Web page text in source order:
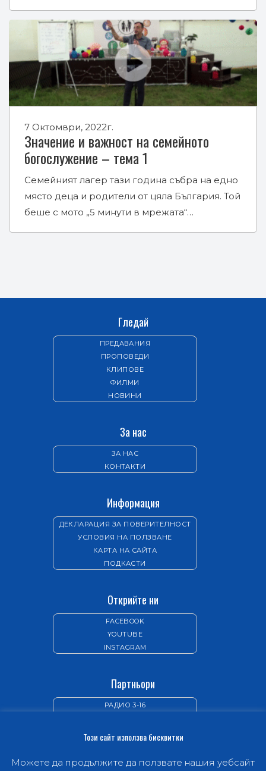
7 Октомври, 2022г.
Значение и важност на семейното
богослужение – тема 1
Семейният лагер тази година събра на едно
място деца и родители от цяла България. Той
беше с мото „5 минути в мрежата“…
Гледай
ПРЕДАВАНИЯ
ПРОПОВЕДИ
КЛИПОВЕ
ФИЛМИ
НОВИНИ
За нас
ЗА НАС
КОНТАКТИ
Информация
ДЕКЛАРАЦИЯ ЗА ПОВЕРИТЕЛНОСТ
УСЛОВИЯ НА ПОЛЗВАНЕ
КАРТА НА САЙТА
ПОДКАСТИ
Открийте ни
FACEBOOK
YOUTUBE
INSTAGRAM
Партньори
РАДИО 3-16
Този сайт използва бисквитки
Можете да продължите да ползвате нашия уебсайт